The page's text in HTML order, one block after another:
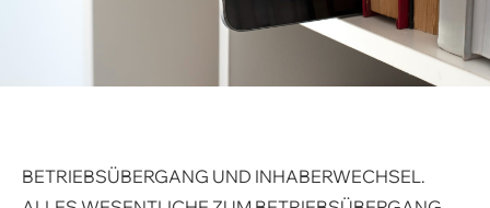
BETRIEBSÜBERGANG UND INHABERWECHSEL.